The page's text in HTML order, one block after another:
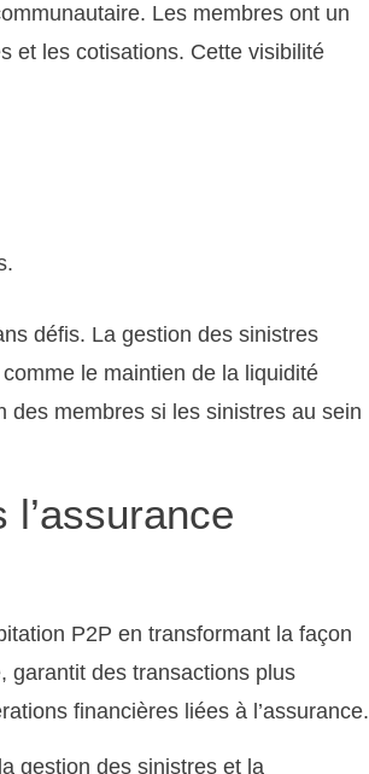
Les membres ont un
et les cotisations. Cette visibilité
défis. La gestion des sinistres
le maintien de la liquidité
des membres si les sinistres au sein
P2P en transformant la façon
garantit des transactions plus
financières liées à l’assurance.
gestion des sinistres et la